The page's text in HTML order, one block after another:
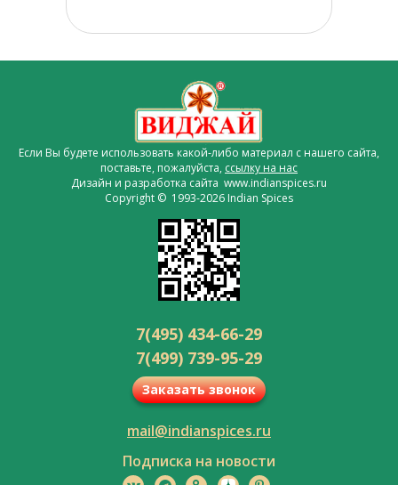
Если Вы будете использовать какой-либо материал с нашего сайта,
поставьте, пожалуйста, ссылку на нас
Дизайн и разработка сайта www.indianspices.ru
Copyright © 1993-2026 Indian Spices
7(495) 434-66-29
7(499) 739-95-29
Заказать звонок
mail@indianspices.ru
Подписка на новости